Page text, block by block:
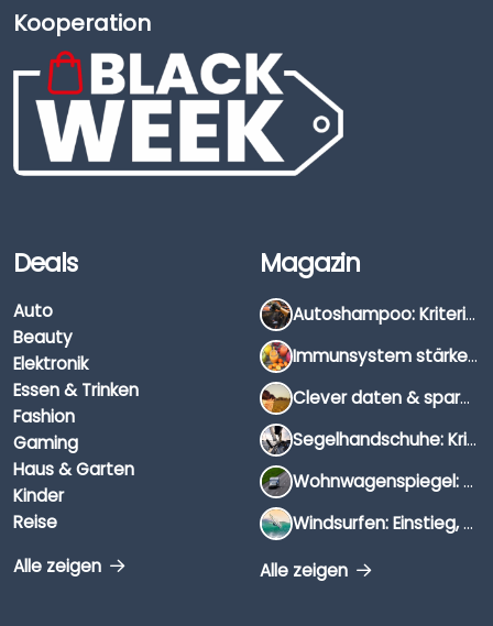
Kooperation
Deals
Auto
Beauty
Elektronik
Essen & Trinken
Fashion
Gaming
Haus & Garten
Kinder
Reise
Alle zeigen
Magazin
Autoshampoo: Kriterien, Unterschiede & Anwendung
Immunsystem stärken: Hausmittel, Vitamine & Wissenswertes
Clever daten & sparen: So findest du die besten Deals für Dates und Unternehmungen
Segelhandschuhe: Kriterien, Materialien & Tipps
Wohnwagenspiegel: Auswahl, Preise & Montage
Windsurfen: Einstieg, Ausrüstung & Tipps
Alle zeigen